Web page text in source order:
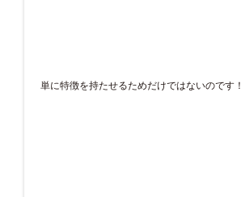
単に特徴を持たせるためだけではないのです！